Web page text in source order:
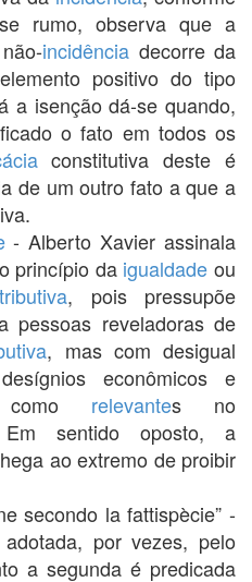
rumo, observa que a
incidência decorre da
positivo do tipo
a isenção dá-se quando,
o fato em todos os
constitutiva deste é
de um outro fato a que a
- Alberto Xavier assinala
princípio da igualdade ou
, pois pressupõe
pessoas reveladoras de
, mas com desigual
econômicos e
como relevantes no
Em sentido oposto, a
ao extremo de proibir
secondo la fattispècie” -
por vezes, pelo
a segunda é predicada